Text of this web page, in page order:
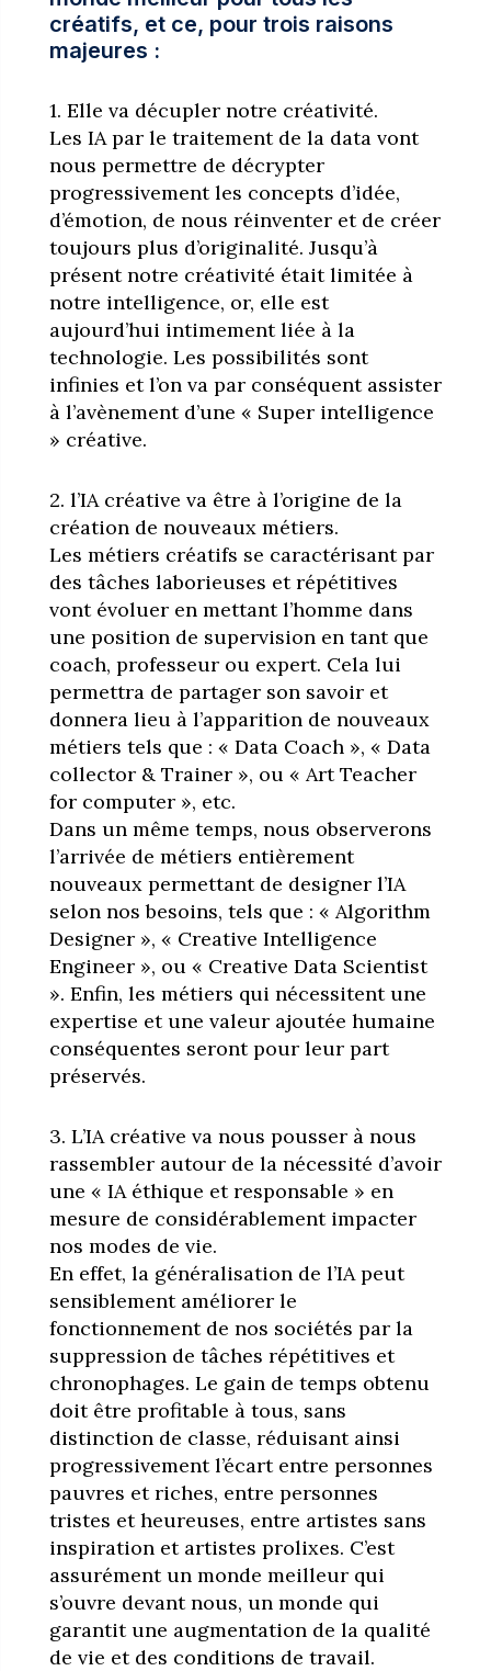
créatifs, et ce, pour trois raisons
majeures :
1. Elle va décupler notre créativité.
Les IA par le traitement de la data vont
nous permettre de décrypter
progressivement les concepts d’idée,
d’émotion, de nous réinventer et de créer
toujours plus d’originalité. Jusqu’à
présent notre créativité était limitée à
notre intelligence, or, elle est
aujourd’hui intimement liée à la
technologie. Les possibilités sont
infinies et l’on va par conséquent assister
à l’avènement d’une « Super intelligence
» créative.
2. l’IA créative va être à l’origine de la
création de nouveaux métiers.
Les métiers créatifs se caractérisant par
des tâches laborieuses et répétitives
vont évoluer en mettant l’homme dans
une position de supervision en tant que
coach, professeur ou expert. Cela lui
permettra de partager son savoir et
donnera lieu à l’apparition de nouveaux
métiers tels que : « Data Coach », « Data
collector & Trainer », ou « Art Teacher
for computer », etc.
Dans un même temps, nous observerons
l’arrivée de métiers entièrement
nouveaux permettant de designer l’IA
selon nos besoins, tels que : « Algorithm
Designer », « Creative Intelligence
Engineer », ou « Creative Data Scientist
». Enfin, les métiers qui nécessitent une
expertise et une valeur ajoutée humaine
conséquentes seront pour leur part
préservés.
3. L’IA créative va nous pousser à nous
rassembler autour de la nécessité d’avoir
une « IA éthique et responsable » en
mesure de considérablement impacter
nos modes de vie.
En effet, la généralisation de l’IA peut
sensiblement améliorer le
fonctionnement de nos sociétés par la
suppression de tâches répétitives et
chronophages. Le gain de temps obtenu
doit être profitable à tous, sans
distinction de classe, réduisant ainsi
progressivement l’écart entre personnes
pauvres et riches, entre personnes
tristes et heureuses, entre artistes sans
inspiration et artistes prolixes. C’est
assurément un monde meilleur qui
s’ouvre devant nous, un monde qui
garantit une augmentation de la qualité
de vie et des conditions de travail.